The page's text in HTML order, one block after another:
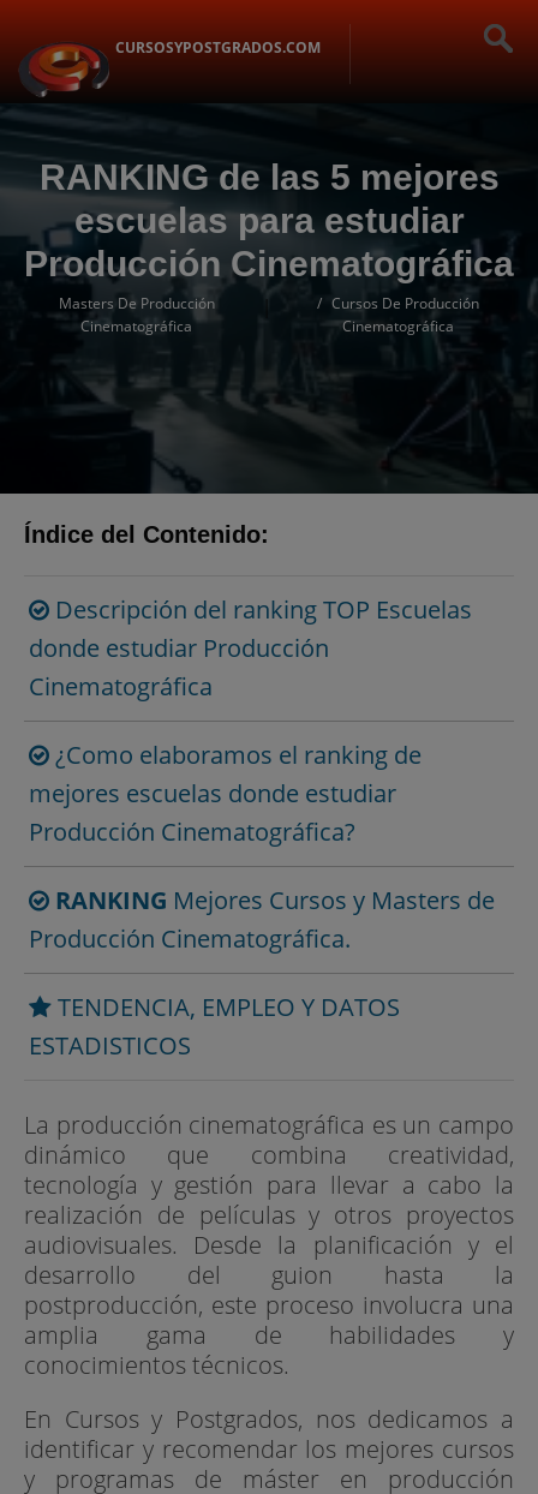
CURSOSYPOSTGRADOS.COM
RANKING de las 5 mejores
escuelas para estudiar
Producción Cinematográfica
Masters De Producción
Cinematográfica
|
Cursos De Producción
Cinematográfica
Índice del Contenido:
Descripción del ranking TOP Escuelas
donde estudiar Producción
Cinematográfica
¿Como elaboramos el ranking de
mejores escuelas donde estudiar
Producción Cinematográfica?
RANKING Mejores Cursos y Masters de
Producción Cinematográfica.
TENDENCIA, EMPLEO Y DATOS
ESTADISTICOS
La producción cinematográfica es un campo
dinámico que combina creatividad,
tecnología y gestión para llevar a cabo la
realización de películas y otros proyectos
audiovisuales. Desde la planificación y el
desarrollo del guion hasta la
postproducción, este proceso involucra una
amplia gama de habilidades y
conocimientos técnicos.
En Cursos y Postgrados, nos dedicamos a
identificar y recomendar los mejores cursos
y programas de máster en producción